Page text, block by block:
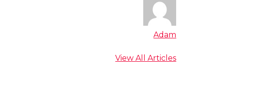
Adam
View All Articles